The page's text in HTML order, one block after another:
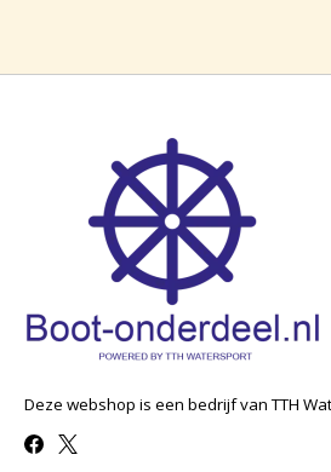
Deze webshop is een bedrijf van TTH